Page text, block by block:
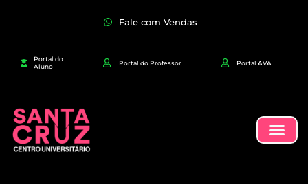
Fale com Vendas
Portal do
Aluno
Portal do Professor Portal AVA